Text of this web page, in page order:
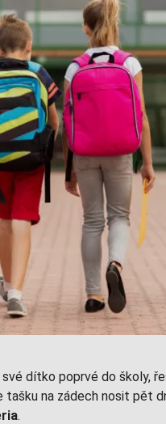
dítko poprvé do školy,
na zádech nosit pět
.